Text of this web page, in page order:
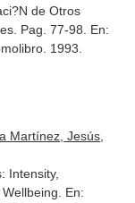
de Otros
Pag. 77-98. En:
1993.
Martínez, Jesús,
Intensity,
En: